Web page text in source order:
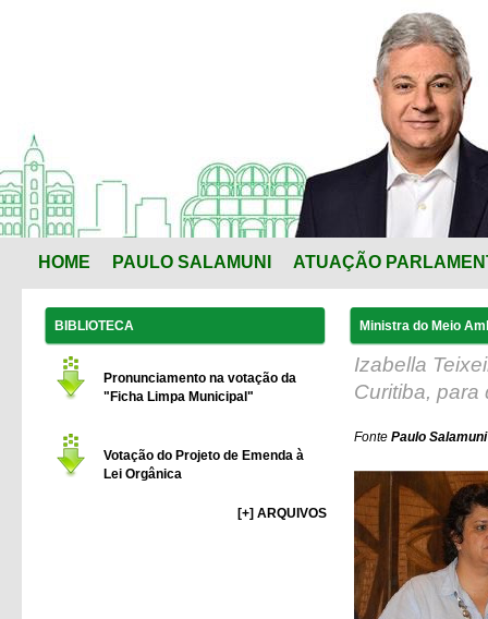
HOME PAULO SALAMUNI ATUAÇÃO
BIBLIOTECA
Pronunciamento na votação da
"Ficha Limpa Municipal"
Votação do Projeto de Emenda à
Lei Orgânica
[+] ARQUIVOS
Ministra do Meio
Izabella
Curitiba, para
Fonte Paulo